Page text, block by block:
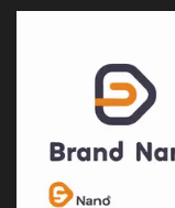
content